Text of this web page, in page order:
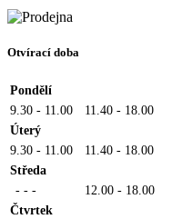
Otvírací doba
Pondělí
9.30 - 11.00
11.40 - 18.00
Úterý
9.30 - 11.00
11.40 - 18.00
Středa
- - -
12.00 - 18.00
Čtvrtek